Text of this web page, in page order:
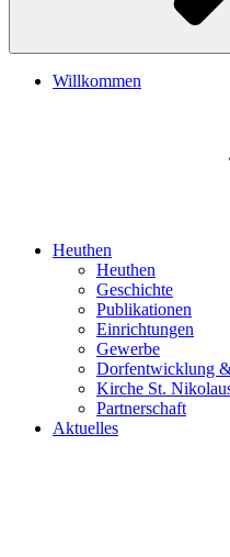
Willkommen
Heuthen
Heuthen
Geschichte
Publikationen
Einrichtungen
Gewerbe
Dorfentwicklung
Kirche St.
Partnerschaft
Aktuelles